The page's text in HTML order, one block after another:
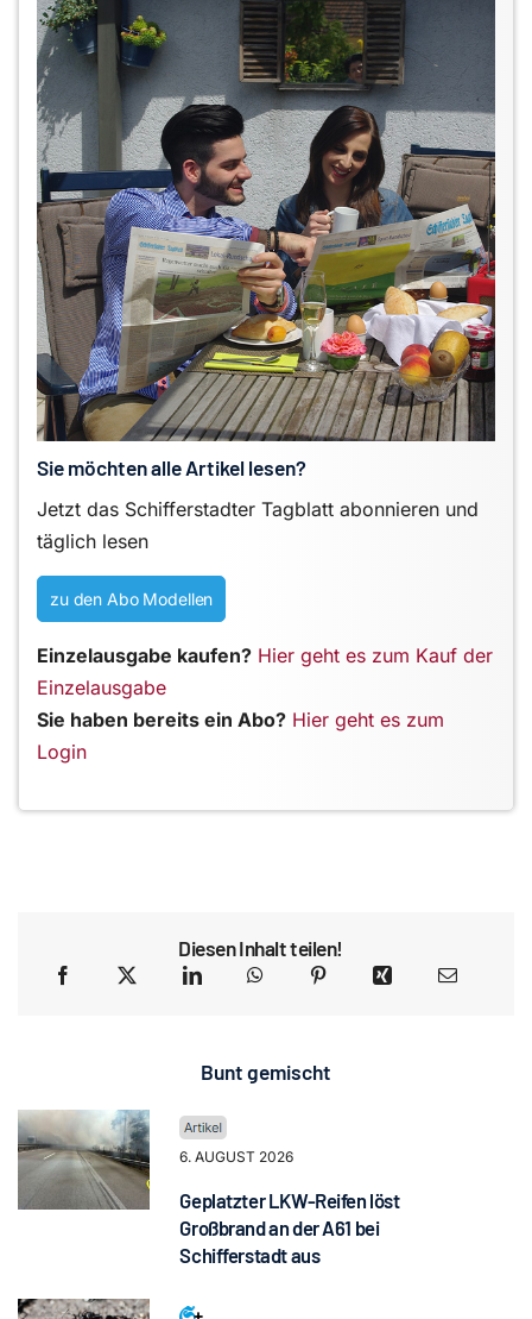
Sie möchten alle Artikel lesen?
Jetzt das Schifferstadter Tagblatt abonnieren und
täglich lesen
zu den Abo Modellen
Einzelausgabe kaufen? Hier geht es zum Kauf der
Einzelausgabe
Sie haben bereits ein Abo? Hier geht es zum
Login
Diesen Inhalt teilen!
Bunt gemischt
6. AUGUST 2026
Geplatzter LKW-Reifen löst
Großbrand an der A61 bei
Schifferstadt aus